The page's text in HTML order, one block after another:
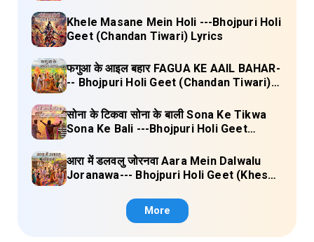
Khele Masane Mein Holi ---Bhojpuri Holi
Geet (Chandan Tiwari) Lyrics
फगुआ के आइल बहार FAGUA KE AAIL BAHAR-
-- Bhojpuri Holi Geet (Chandan Tiwari)
सोना के टिकवा सोना के बाली Sona Ke Tikwa
Sona Ke Bali ---Bhojpuri Holi Geet
आरा में डलवलु जोरनवा Aara Mein Dalwalu
Joranawa--- Bhojpuri Holi Geet (Khesari
More